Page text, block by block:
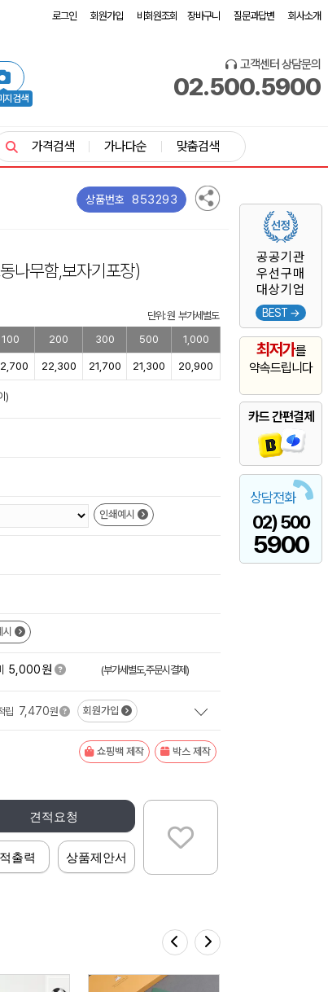
로그인 회원가입 비회원조회 장바구니 질문과답변 회사소개
지 검색
고객센터 상담문의
02.500.5900
공공기관
우선구매
대상기업
BEST →
최저가를
약속드립니다
카드 간편결제
상담전화
02) 500
5900
가격검색 가나다순 맞춤검색
상품번호 853293
나무함,보자기포장)
단위: 원 부가세별도
100 200 300 500 1,000
22,300 21,700 21,300 20,900
)
인쇄예시
5,000원 (부가세별도,주문시결제)
립 7,470원 회원가입
쇼핑백 제작 박스 제작
견적요청
출력 상품제안서